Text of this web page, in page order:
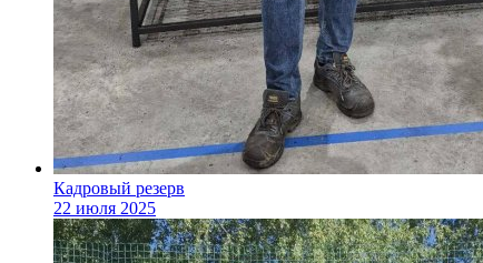
Кадровый резерв
22 июля 2025